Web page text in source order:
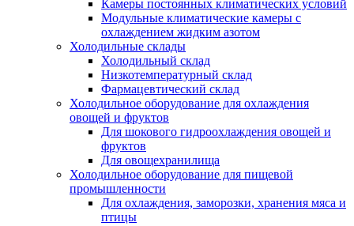
Камеры постоянных климатических условий
Модульные климатические камеры с
охлаждением жидким азотом
Холодильные склады
Холодильный склад
Низкотемпературный склад
Фармацевтический склад
Холодильное оборудование для охлаждения
овощей и фруктов
Для шокового гидроохлаждения овощей и
фруктов
Для овощехранилища
Холодильное оборудование для пищевой
промышленности
Для охлаждения, заморозки, хранения мяса и
птицы